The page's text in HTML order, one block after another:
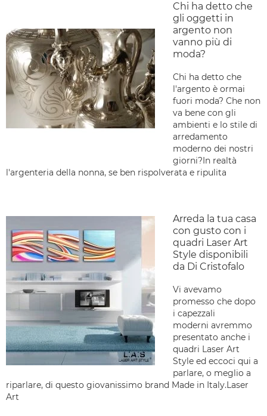
Chi ha detto che
gli oggetti in
argento non
vanno più di
moda?
Chi ha detto che
l'argento è ormai
fuori moda? Che non
va bene con gli
ambienti e lo stile di
arredamento
moderno dei nostri
giorni?In realtà
l'argenteria della nonna, se ben rispolverata e ripulita
Arreda la tua casa
con gusto con i
quadri Laser Art
Style disponibili
da Di Cristofalo
Vi avevamo
promesso che dopo
i capezzali
moderni avremmo
presentato anche i
quadri Laser Art
Style ed eccoci qui a
parlare, o meglio a
riparlare, di questo giovanissimo brand Made in Italy.Laser
Art